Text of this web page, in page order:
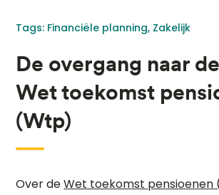
Tags: Financiële planning Zakelijk
De overgang naar
Wet toekomst
(Wtp)
Over deWet toekomst pensioenen